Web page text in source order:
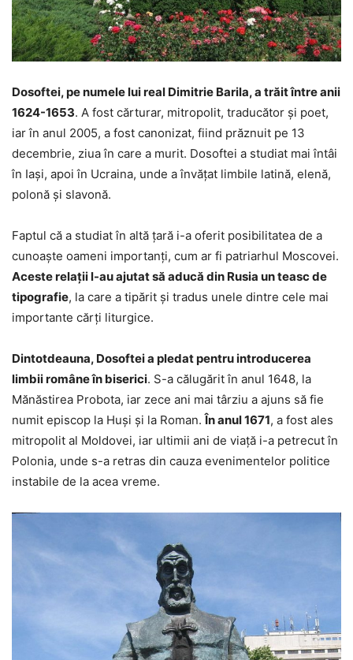
Dosoftei, pe numele lui real Dimitrie Barila, a trăit între anii
1624-1653. A fost cărturar, mitropolit, traducător şi poet,
iar în anul 2005, a fost canonizat, fiind prăznuit pe 13
decembrie, ziua în care a murit. Dosoftei a studiat mai întâi
în Iaşi, apoi în Ucraina, unde a învăţat limbile latină, elenă,
polonă şi slavonă.
Faptul că a studiat în altă ţară i-a oferit posibilitatea de a
cunoaşte oameni importanţi, cum ar fi patriarhul Moscovei.
Aceste relaţii l-au ajutat să aducă din Rusia un teasc de
tipografie, la care a tipărit şi tradus unele dintre cele mai
importante cărţi liturgice.
Dintotdeauna, Dosoftei a pledat pentru introducerea
limbii române în biserici. S-a călugărit în anul 1648, la
Mănăstirea Probota, iar zece ani mai târziu a ajuns să fie
numit episcop la Huşi şi la Roman.În anul 1671, a fost ales
mitropolit al Moldovei, iar ultimii ani de viaţă i-a petrecut în
Polonia, unde s-a retras din cauza evenimentelor politice
instabile de la acea vreme.